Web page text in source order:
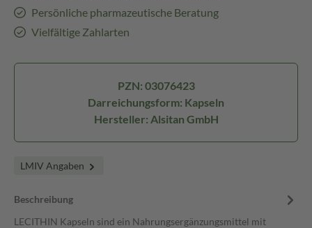
Persönliche pharmazeutische Beratung
Vielfältige Zahlarten
PZN: 03076423
Darreichungsform: Kapseln
Hersteller: Alsitan GmbH
LMIV Angaben
Beschreibung
LECITHIN Kapseln sind ein Nahrungsergänzungsmittel mit